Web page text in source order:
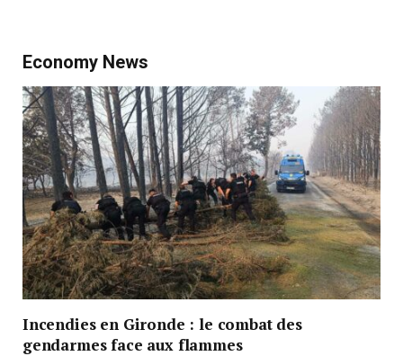
Economy News
Incendies en Gironde : le combat des
gendarmes face aux flammes